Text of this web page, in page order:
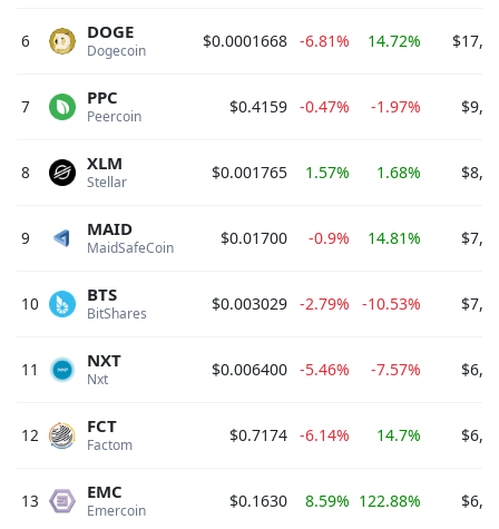
6 Dogecoin
DOGE $0.0001668 -6.81% 14.72%
7 Peercoin
PPC $0.4159 -0.47% -1.97%
8 Stellar
XLM $0.001765 1.57% 1.68%
9 MaidSafeCoin
MAID $0.01700 -0.9% 14.81%
10 BitShares
BTS $0.003029 -2.79% -10.53%
11 Nxt
NXT $0.006400 -5.46% -7.57%
12 Factom
FCT $0.7174 -6.14% 14.7%
13 Emercoin
EMC $0.1630 8.59% 122.88%